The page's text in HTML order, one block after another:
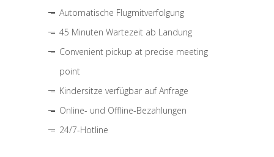
Automatische Flugmitverfolgung
45 Minuten Wartezeit ab Landung
Convenient pickup at precise meeting
point
Kindersitze verfügbar auf Anfrage
Online- und Offline-Bezahlungen
24/7-Hotline